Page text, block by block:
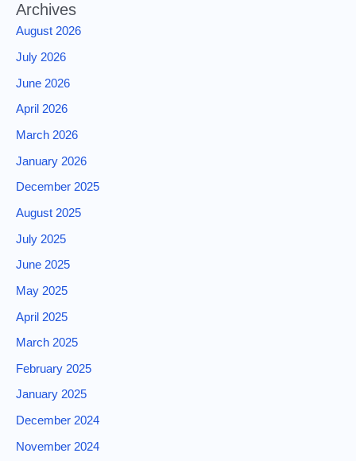
Archives
August 2026
July 2026
June 2026
April 2026
March 2026
January 2026
December 2025
August 2025
July 2025
June 2025
May 2025
April 2025
March 2025
February 2025
January 2025
December 2024
November 2024